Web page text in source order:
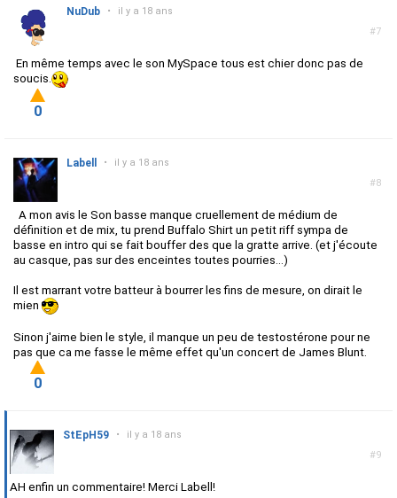
#7
NuDub • il y a 18 ans
En même temps avec le son MySpace tous est chier donc pas de
soucis.
0
#8
Labell • il y a 18 ans
A mon avis le Son basse manque cruellement de médium de
définition et de mix, tu prend Buffalo Shirt un petit riff sympa de
basse en intro qui se fait bouffer des que la gratte arrive. (et j'écoute
au casque, pas sur des enceintes toutes pourries...)
Il est marrant votre batteur à bourrer les fins de mesure, on dirait le
mien
Sinon j'aime bien le style, il manque un peu de testostérone pour ne
pas que ca me fasse le même effet qu'un concert de James Blunt.
0
#9
StEpH59 • il y a 18 ans
AH enfin un commentaire! Merci Labell!